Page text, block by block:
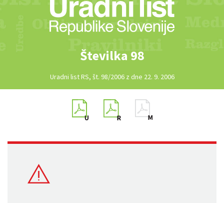
Številka 98
Uradni list RS, št. 98/2006 z dne 22. 9. 2006